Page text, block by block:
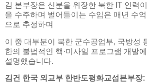
김 본부장은 신분을 위장한 북한 IT 인력
을 수주하며 벌어들이는 수입은 매년 수
으로 추정하며
이 중 대부분이 북한 군수공업부, 국방성
한의 불법적인 핵·미사일 프로그램 개발
설명했습니다.
김건 한국 외교부 한반도평화교섭본부장: